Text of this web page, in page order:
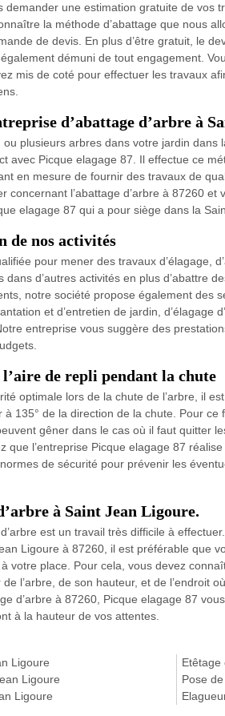
demander une estimation gratuite de vos
la méthode d’abattage que nous
de devis. En plus d’être gratuit, le
démuni de tout engagement.
mis de coté pour effectuer les travaux
d’abattage d’arbre à
plusieurs arbres dans votre jardin dans
avec Picque elagage 87. Il effectue ce
en mesure de fournir des travaux de
concernant l’abattage d’arbre à 87260 et
elagage 87 qui a pour siège dans la
de nos activités
pour mener des travaux d’élagage,
dans d’autres activités en plus d’abattre
notre société propose également des
et d’entretien de jardin, d’élagage
entreprise vous suggère des
de repli pendant la chute
optimale lors de la chute de l’arbre, il
à 135° de la direction de la chute. Pour
gêner dans le cas où il faut quitter
que l’entreprise Picque elagage 87
de sécurité pour prévenir les
à Saint Jean Ligoure.
est un travail très difficile à
Ligoure à 87260, il est préférable que
votre place. Pour cela, vous devez
l’arbre, de son hauteur, et de l’endroit
d’arbre à 87260, Picque elagage 87
à la hauteur de vos attentes.
Ligoure
Ligoure
Ligoure
Etêtage
Pose